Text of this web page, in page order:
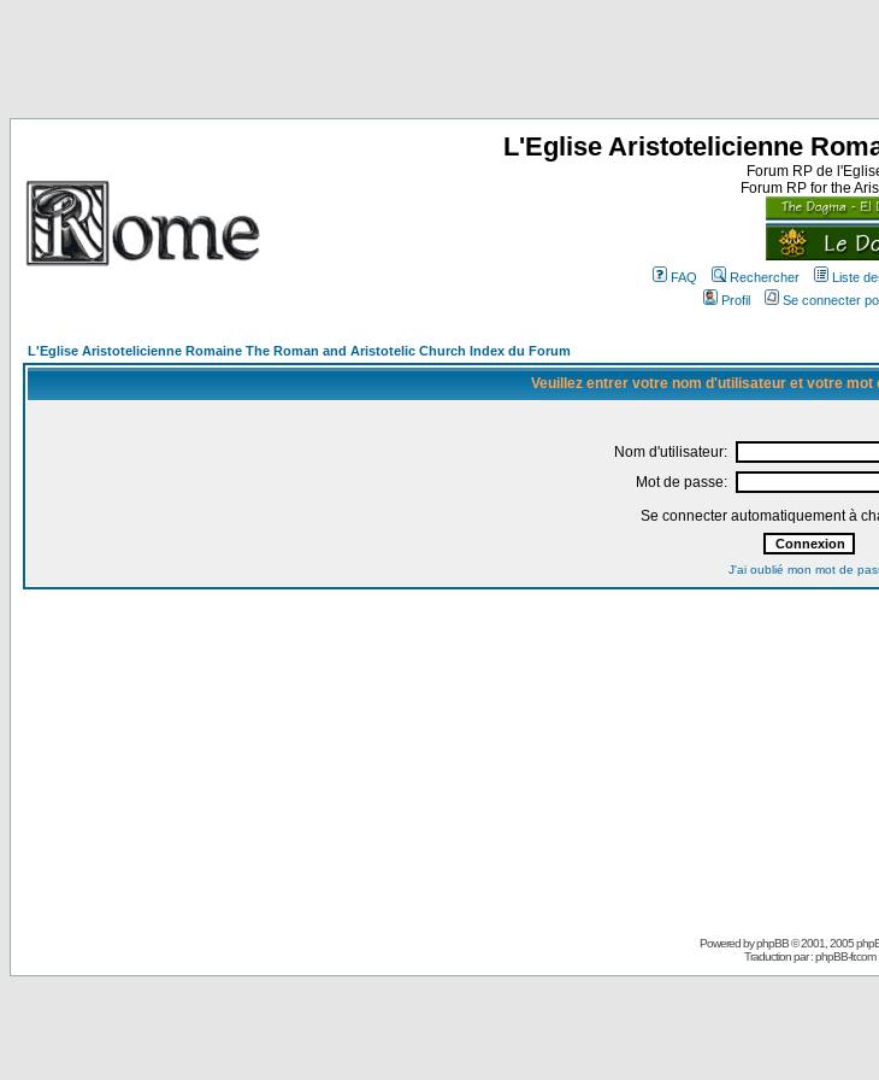
L'Eglise Aristotelicienne
Forum RP de
Forum RP for the
FAQ Rechercher Liste
Profil
Se connecter
L'Eglise Aristotelicienne Romaine The Roman and Aristotelic Church Index du Forum
Veuillez entrer votre nom d'utilisateur et votre mot
Nom d'utilisateur:
Mot de passe:
Se connecter automatiquement à
J'ai oublié mon mot de
Powered byphpBB© 2001, 2005
Traduction par :phpBB-fr.com